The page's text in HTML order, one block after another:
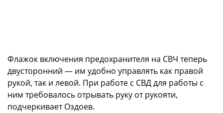
Флажок включения предохранителя на СВЧ теперь
двусторонний — им удобно управлять как правой
рукой, так и левой. При работе с СВД для работы с
ним требовалось отрывать руку от рукояти,
подчеркивает Оздоев.